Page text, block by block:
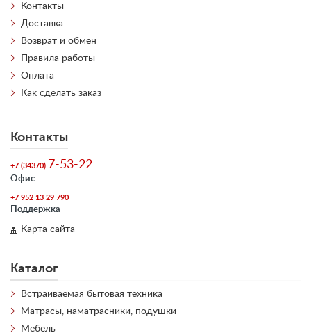
Контакты
Доставка
Возврат и обмен
Правила работы
Оплата
Как сделать заказ
Контакты
+7 (34370) 7-53-22
Офис
+7 952 13 29 790
Поддержка
Карта сайта
Каталог
Встраиваемая бытовая техника
Матрасы, наматрасники, подушки
Мебель